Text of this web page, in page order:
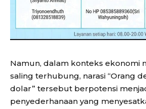
Namun, dalam konteks ekonomi
saling terhubung, narasi “Orang
dolar” tersebut berpotensi
penyederhanaan yang